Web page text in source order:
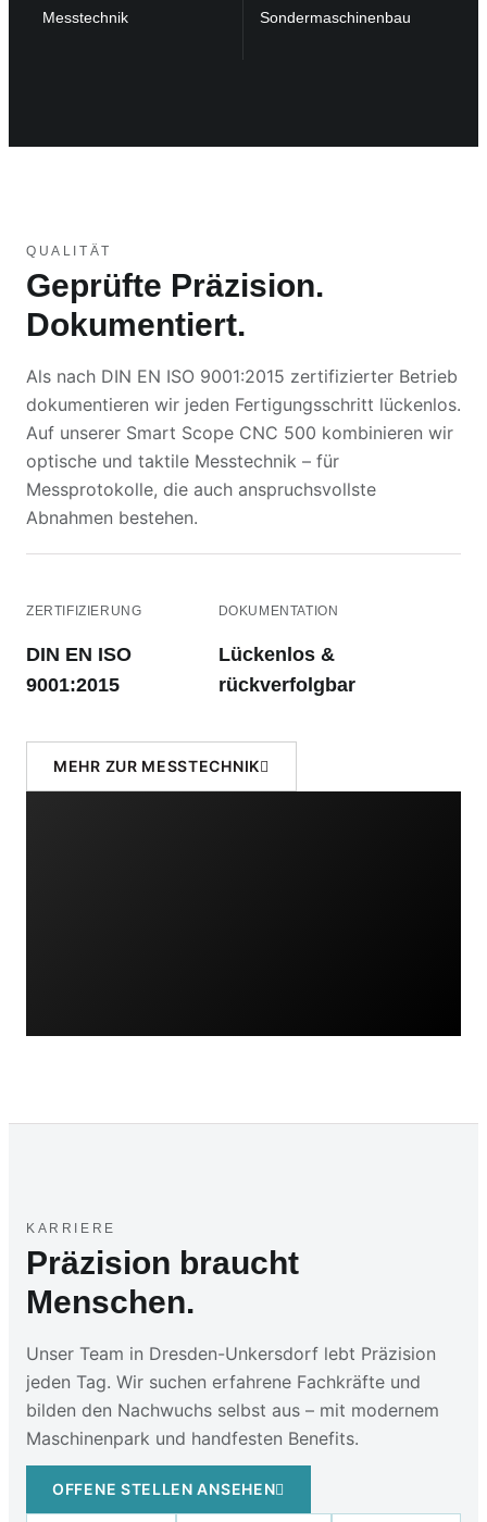
Messtechnik Sondermaschinenbau
QUALITÄT
Geprüfte Präzision.
Dokumentiert.
Als nach DIN EN ISO 9001:2015 zertifizierter Betrieb
dokumentieren wir jeden Fertigungsschritt lückenlos.
Auf unserer Smart Scope CNC 500 kombinieren wir
optische und taktile Messtechnik – für
Messprotokolle, die auch anspruchsvollste
Abnahmen bestehen.
ZERTIFIZIERUNG
DIN EN ISO
9001:2015
DOKUMENTATION
Lückenlos &
rückverfolgbar
MEHR ZUR MESSTECHNIK
KARRIERE
Präzision braucht
Menschen.
Unser Team in Dresden-Unkersdorf lebt Präzision
jeden Tag. Wir suchen erfahrene Fachkräfte und
bilden den Nachwuchs selbst aus – mit modernem
Maschinenpark und handfesten Benefits.
OFFENE STELLEN ANSEHEN